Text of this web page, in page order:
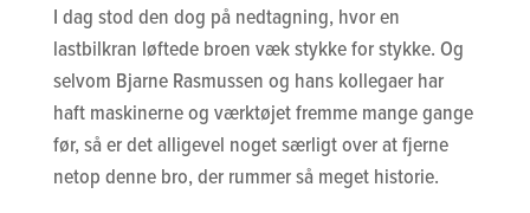
I dag stod den dog på nedtagning, hvor en
lastbilkran løftede broen væk stykke for stykke. Og
selvom Bjarne Rasmussen og hans kollegaer har
haft maskinerne og værktøjet fremme mange gange
før, så er det alligevel noget særligt over at fjerne
netop denne bro, der rummer så meget historie.